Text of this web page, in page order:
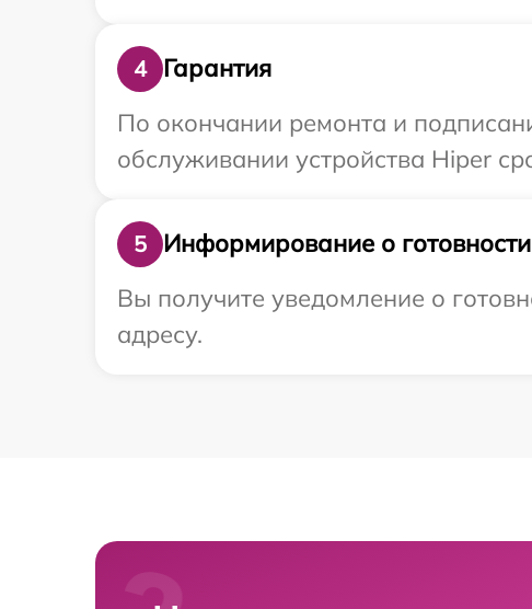
4
Гарантия
По окончании ремонта и
обслуживании устройства Hiper
5
Информирование о готовности
Вы получите уведомление о
адресу.